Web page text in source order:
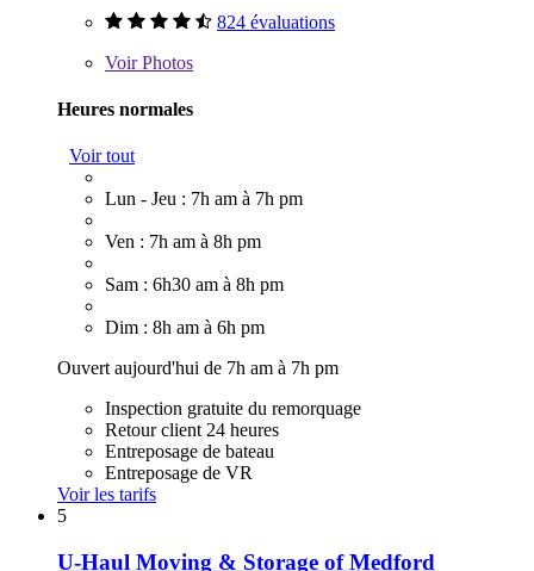
824 évaluations
VoirPhotos
Heures normales
Voir tout
Lun - Jeu : 7h am à 7h pm
Ven : 7h am à 8h pm
Sam : 6h30 am à 8h pm
Dim : 8h am à 6h pm
Ouvert aujourd'hui de 7h am à 7h pm
Inspection gratuite du remorquage
Retour client 24 heures
Entreposage de bateau
Entreposage de VR
Voir les tarifs
5
U-Haul Moving & Storage of Medford